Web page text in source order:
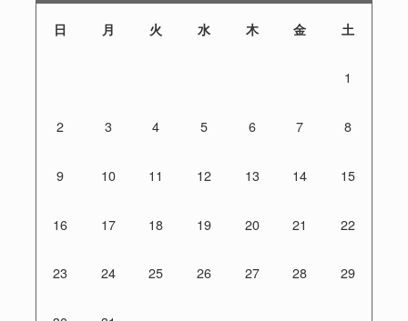
日 月 火 水 木 金 土
1
2 3 4 5 6 7 8
9 10 11 12 13 14 15
16 17 18 19 20 21 22
23 24 25 26 27 28 29